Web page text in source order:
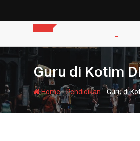
Guru di Kotim
Home-Pendidikan-Guru di